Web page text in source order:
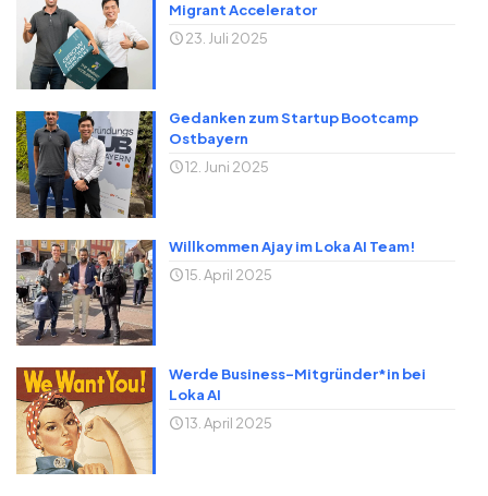
Migrant Accelerator
23. Juli 2025
Gedanken zum Startup Bootcamp
Ostbayern
12. Juni 2025
Willkommen Ajay im Loka AI Team!
15. April 2025
Werde Business-Mitgründer*in bei
Loka AI
13. April 2025